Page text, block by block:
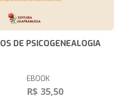
DE PSICOGENEALOGIA
EBOOK
R$ 35,50